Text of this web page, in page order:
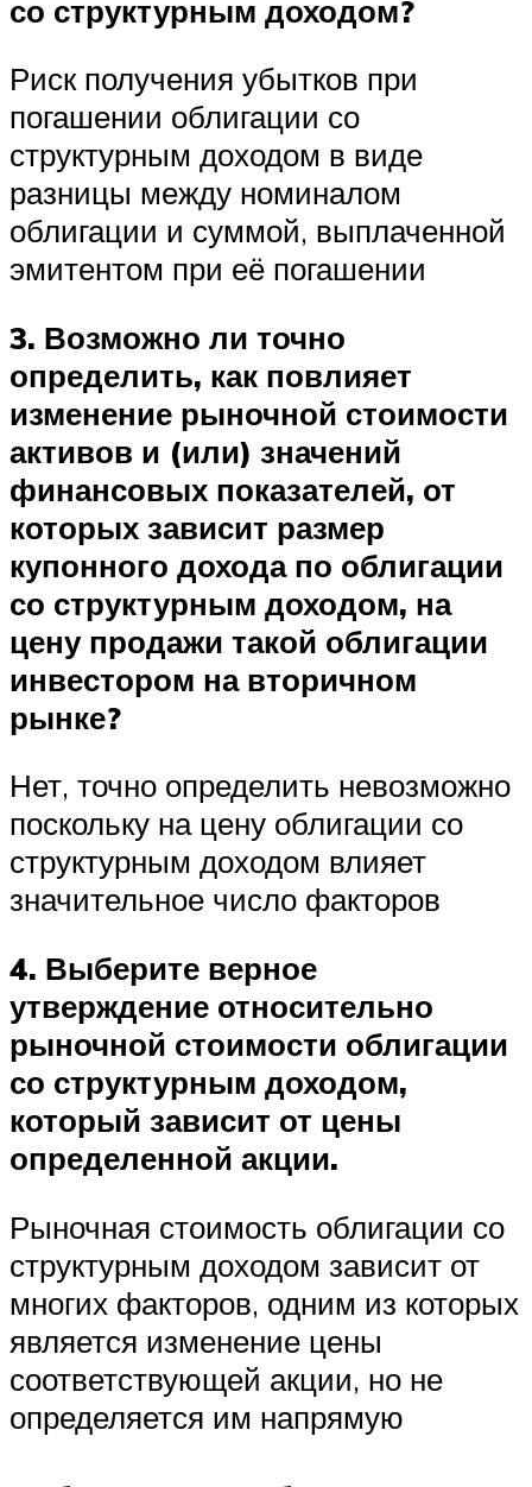
со структурным доходом?
Риск получения убытков при
погашении облигации со
структурным доходом в виде
разницы между номиналом
облигации и суммой, выплаченной
эмитентом при её погашении
3. Возможно ли точно
определить, как повлияет
изменение рыночной стоимости
активов и (или) значений
финансовых показателей, от
которых зависит размер
купонного дохода по облигации
со структурным доходом, на
цену продажи такой облигации
инвестором на вторичном
рынке?
Нет, точно определить невозможно
поскольку на цену облигации со
структурным доходом влияет
значительное число факторов
4. Выберите верное
утверждение относительно
рыночной стоимости облигации
со структурным доходом,
который зависит от цены
определенной акции.
Рыночная стоимость облигации со
структурным доходом зависит от
многих факторов, одним из которых
является изменение цены
соответствующей акции, но не
определяется им напрямую